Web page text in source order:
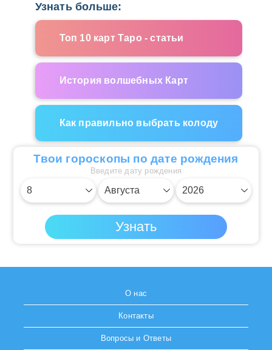
Узнать больше:
Топ 10 карт Таро - статьи
История волшебных Карт
Как правильно выбрать колоду
Твои гороскопы по дате рождения
Введите дату рождения
О нас
Контакты
Вопросы и Ответы